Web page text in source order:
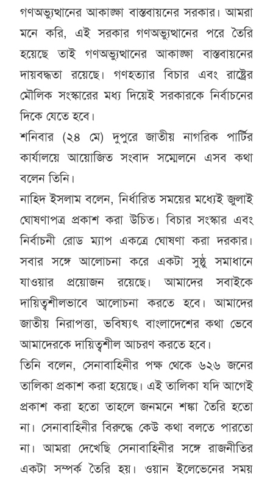
গণঅভ্যুত্থানের আকাঙ্ক্ষা বাস্তবায়নের সরকার। আমরা
মনে করি, এই সরকার গণঅভ্যুত্থানের পরে তৈরি
হয়েছে তাই গণঅভ্যুত্থানের আকাঙ্ক্ষা বাস্তবায়নের
দায়বদ্ধতা রয়েছে। গণহত্যার বিচার এবং রাষ্ট্রের
মৌলিক সংস্কারের মধ্য দিয়েই সরকারকে নির্বাচনের
দিকে যেতে হবে।
শনিবার (২৪ মে) দুপুরে জাতীয় নাগরিক পার্টির
কার্যালয়ে আয়োজিত সংবাদ সম্মেলনে এসব কথা
বলেন তিনি।
নাহিদ ইসলাম বলেন, নির্ধারিত সময়ের মধ্যেই জুলাই
ঘোষণাপত্র প্রকাশ করা উচিত। বিচার সংস্কার এবং
নির্বাচনী রোড ম্যাপ একত্রে ঘোষণা করা দরকার।
সবার সঙ্গে আলোচনা করে একটা সুষ্ঠু সমাধানে
যাওয়ার প্রয়োজন রয়েছে। আমাদের সবাইকে
দায়িত্বশীলভাবে আলোচনা করতে হবে। আমাদের
জাতীয় নিরাপত্তা, ভবিষ্যৎ বাংলাদেশের কথা ভেবে
আমাদেরকে দায়িত্বশীল আচরণ করতে হবে।
তিনি বলেন, সেনাবাহিনীর পক্ষ থেকে ৬২৬ জনের
তালিকা প্রকাশ করা হয়েছে। এই তালিকা যদি আগেই
প্রকাশ করা হতো তাহলে জনমনে শঙ্কা তৈরি হতো
না। সেনাবাহিনীর বিরুদ্ধে কেউ কথা বলতে পারতো
না। আমরা দেখেছি সেনাবাহিনীর সঙ্গে রাজনীতির
একটা সম্পর্ক তৈরি হয়। ওয়ান ইলেভেনের সময়